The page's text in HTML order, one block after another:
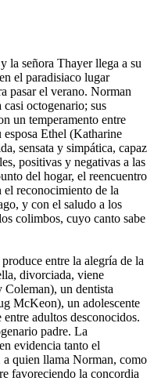
la señora Thayer llega a su
el paradisiaco lugar
pasar el verano. Norman
octogenario; sus
un temperamento entre
Ethel (Katharine
sensata y simpática, capaz
positivas y negativas a las
del hogar, el reencuentro
el reconocimiento de la
y con el saludo a los
colimbos, cuyo canto sabe
entre la alegría de la
divorciada, viene
un dentista
McKeon), un adolescente
adultos desconocidos.
padre. La
evidencia tanto el
a quien llama Norman, como
favoreciendo la concordia